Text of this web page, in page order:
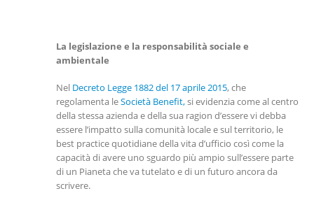
La legislazione e la responsabilità sociale e
ambientale
Nel Decreto Legge 1882 del 17 aprile 2015, che
regolamenta leSocietà Benefit,si evidenzia come al centro
della stessa azienda e della sua ragion d’essere vi debba
essere l’impatto sulla comunità locale e sul territorio, le
best practice quotidiane della vita d’ufficio così come la
capacità di avere uno sguardo più ampio sull’essere parte
di un Pianeta che va tutelato e di un futuro ancora da
scrivere.